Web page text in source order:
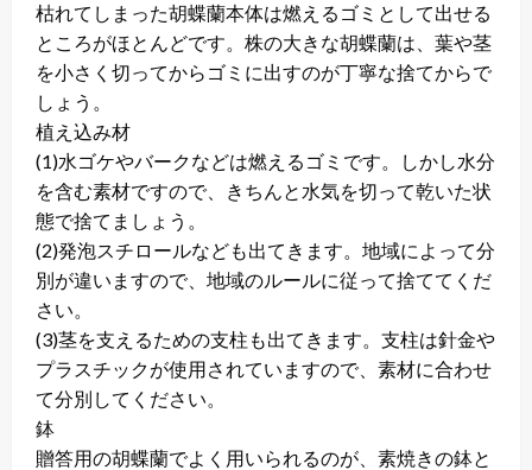
枯れてしまった胡蝶蘭本体は燃えるゴミとして出せる
ところがほとんどです。株の大きな胡蝶蘭は、葉や茎
を小さく切ってからゴミに出すのが丁寧な捨てからで
しょう。
植え込み材
(1)水ゴケやバークなどは燃えるゴミです。しかし水分
を含む素材ですので、きちんと水気を切って乾いた状
態で捨てましょう。
(2)発泡スチロールなども出てきます。地域によって分
別が違いますので、地域のルールに従って捨ててくだ
さい。
(3)茎を支えるための支柱も出てきます。支柱は針金や
プラスチックが使用されていますので、素材に合わせ
て分別してください。
鉢
贈答用の胡蝶蘭でよく用いられるのが、素焼きの鉢と